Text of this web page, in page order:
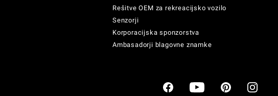
Rešitve OEM za rekreacijsko vozilo
Senzorji
Korporacijska sponzorstva
Ambasadorji blagovne znamke